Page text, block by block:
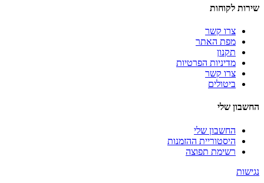
שירות לקוחות
צרו קשר
מפת האתר
תקנון
מדיניות הפרטיות
צרו קשר
ביטולים
החשבון שלי
החשבון שלי
היסטוריית ההזמנות
רשימת תפוצה
נגישות